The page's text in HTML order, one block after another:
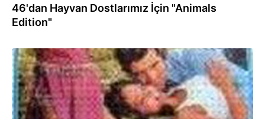
46'dan Hayvan Dostlarımız İçin "Animals
Edition"
11.07.2011